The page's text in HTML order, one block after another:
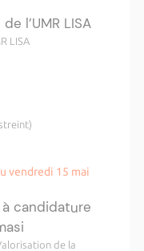
l’UMR LISA
LISA
vendredi 15 mai
candidature
de la